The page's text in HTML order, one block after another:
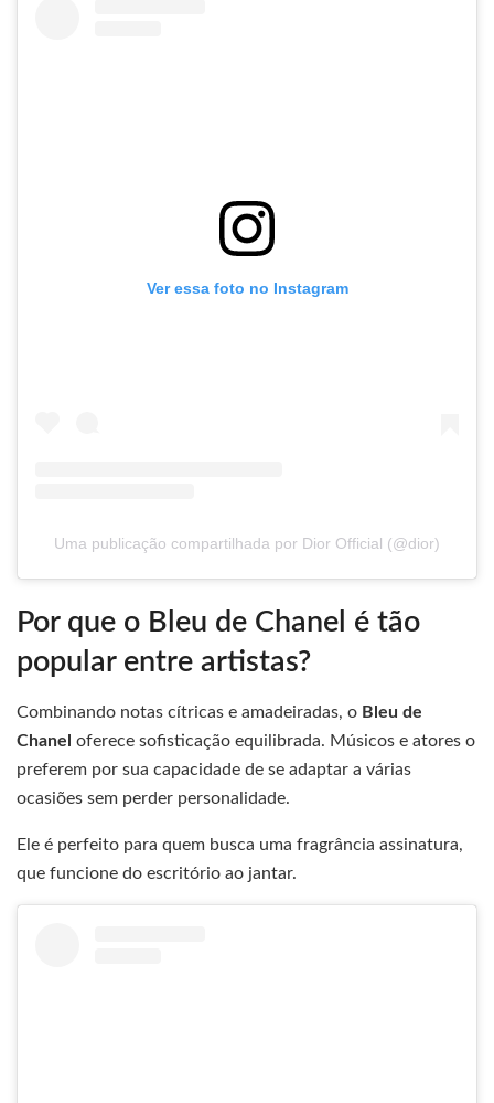
Ver essa foto no Instagram
Uma publicação compartilhada por Dior Official (@dior)
Por que o Bleu de Chanel é tão
popular entre artistas?
Combinando notas cítricas e amadeiradas, o Bleu de
Chanel oferece sofisticação equilibrada. Músicos e atores o
preferem por sua capacidade de se adaptar a várias
ocasiões sem perder personalidade.
Ele é perfeito para quem busca uma fragrância assinatura,
que funcione do escritório ao jantar.